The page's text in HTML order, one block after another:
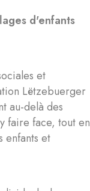
d'enfants
et
Lëtzebuerger
au-delà des
faire face, tout en
enfants et